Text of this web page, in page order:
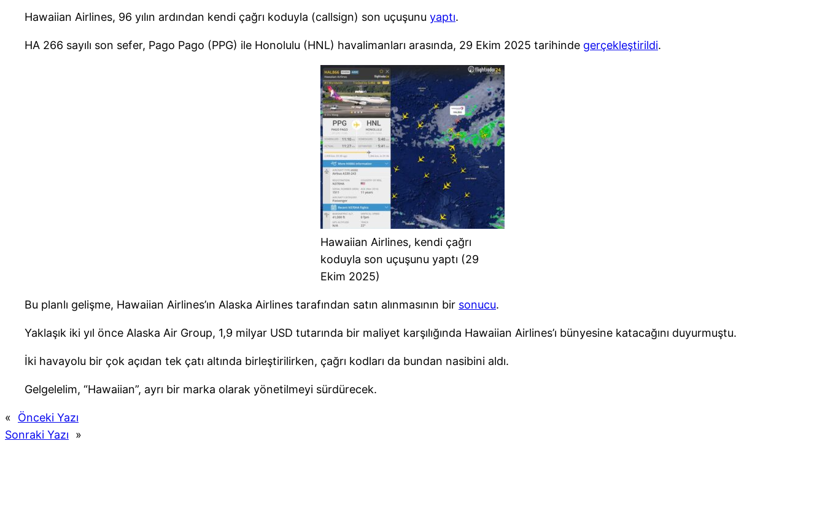
Hawaiian Airlines, 96 yılın ardından kendi çağrı koduyla (callsign) son uçuşunu yaptı.
HA 266 sayılı son sefer, Pago Pago (PPG) ile Honolulu (HNL) havalimanları arasında, 29 Ekim 2025 tarihinde gerçekleştirildi.
Hawaiian Airlines, kendi çağrı
koduyla son uçuşunu yaptı (29
Ekim 2025)
Bu planlı gelişme, Hawaiian Airlines’ın Alaska Airlines tarafından satın alınmasının bir sonucu.
Yaklaşık iki yıl önce Alaska Air Group, 1,9 milyar USD tutarında bir maliyet karşılığında Hawaiian Airlines’ı bünyesine katacağını duyurmuştu.
İki havayolu bir çok açıdan tek çatı altında birleştirilirken, çağrı kodları da bundan nasibini aldı.
Gelgelelim, “Hawaiian”, ayrı bir marka olarak yönetilmeyi sürdürecek.
«
Önceki Yazı
Sonraki Yazı
»